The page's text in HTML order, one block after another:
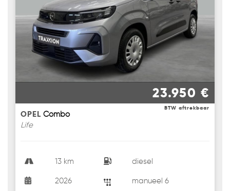
23.950 €
BTW aftrekbaar
OPEL Combo
Life
13 km diesel
2026 manueel 6